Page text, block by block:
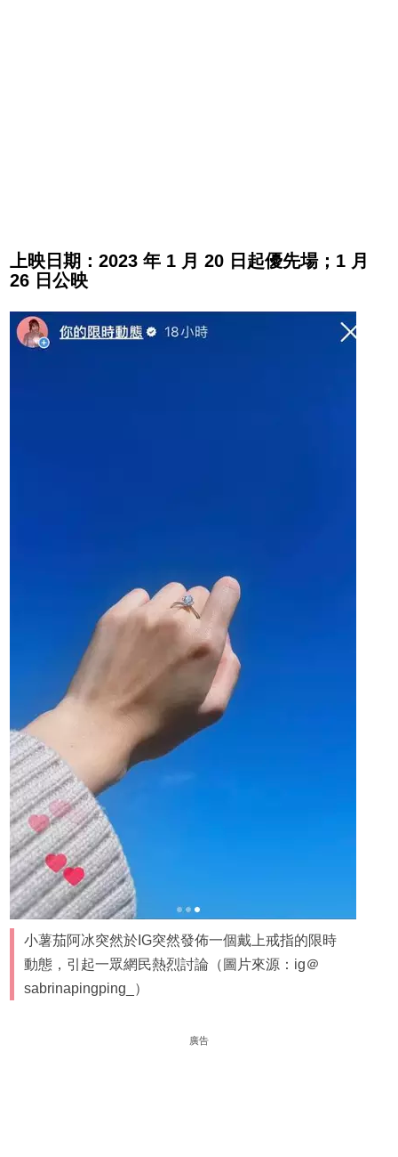
上映日期：2023 年 1 月 20 日起優先場；1 月
26 日公映
小薯茄阿冰突然於IG突然發佈一個戴上戒指的限時
動態，引起一眾網民熱烈討論（圖片來源：ig＠
sabrinapingping_）
廣告